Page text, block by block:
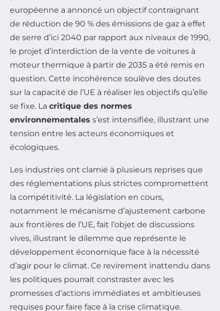
européenne a annoncé un objectif contraignant
de réduction de 90 % des émissions de gaz à effet
de serre d’ici 2040 par rapport aux niveaux de 1990,
le projet d’interdiction de la vente de voitures à
moteur thermique à partir de 2035 a été remis en
question. Cette incohérence soulève des doutes
sur la capacité de l’UE à réaliser les objectifs qu’elle
se fixe. La critique des normes
environnementales s’est intensifiée, illustrant une
tension entre les acteurs économiques et
écologiques.
Les industries ont clamié à plusieurs reprises que
des réglementations plus strictes compromettent
la compétitivité. La législation en cours,
notamment le mécanisme d’ajustement carbone
aux frontières de l’UE, fait l’objet de discussions
vives, illustrant le dilemme que représente le
développement économique face à la nécessité
d’agir pour le climat. Ce revirement inattendu dans
les politiques pourrait constraster avec les
promesses d’actions immédiates et ambitieuses
requises pour faire face à la crise climatique.